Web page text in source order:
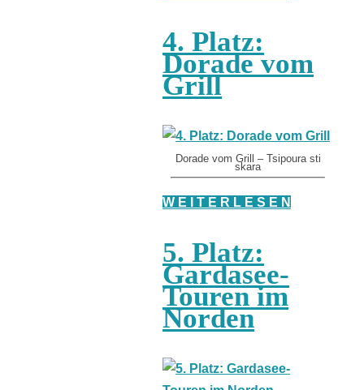
4. Platz:
Dorade vom
Grill
Dorade vom Grill – Tsipoura sti
skara
W E I T E R L E S E N
5. Platz:
Gardasee-
Touren im
Norden